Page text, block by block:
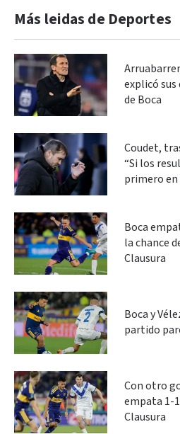
Más leidas de Deportes
explicó
de Boca
Coudet,
“Si los
primero en
Boca
la chance
Clausura
Boca y
partido
Con otro
empata 1-
Clausura